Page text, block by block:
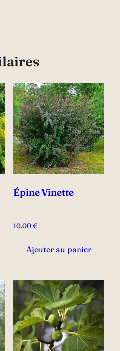
Épine Vinette
10,00€
Ajouter au panier